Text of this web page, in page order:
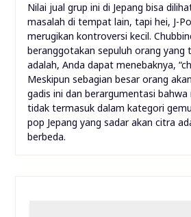
Nilai jual grup ini di Jepang bisa
masalah di tempat lain, tapi hei, J-
merugikan kontroversi kecil.
beranggotakan sepuluh orang yang
adalah, Anda dapat menebaknya,
Meskipun sebagian besar orang
gadis ini dan berargumentasi
tidak termasuk dalam kategori
pop Jepang yang sadar akan citra
berbeda.